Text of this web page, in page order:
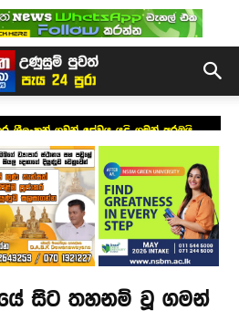
ශ්‍රීලංකන් ගුවන් සේවය යළි ගමන් අරඹයි
සිට තහනම් වූ ගමන්